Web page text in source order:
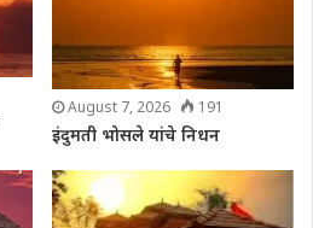
August 7, 2026 191
इंदुमती भोसले यांचे निधन